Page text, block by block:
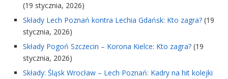
(19 stycznia, 2026)
Składy Lech Poznań kontra Lechia Gdańsk: Kto zagra? (19
stycznia, 2026)
Składy Pogoń Szczecin – Korona Kielce: Kto zagra? (19
stycznia, 2026)
Składy: Śląsk Wrocław – Lech Poznań: Kadry na hit kolejki